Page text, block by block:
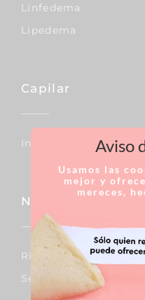
Linfedema
Lipedema
Capilar
Injertos De Pelo
Nariz
Rinoplastia
Septoplastia
Aviso
Usamos las
mejor y
mereces,